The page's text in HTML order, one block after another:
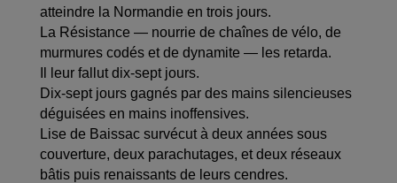
atteindre la Normandie en trois jours.
La Résistance — nourrie de chaînes de vélo, de
murmures codés et de dynamite — les retarda.
Il leur fallut dix-sept jours.
Dix-sept jours gagnés par des mains silencieuses
déguisées en mains inoffensives.
Lise de Baissac survécut à deux années sous
couverture, deux parachutages, et deux réseaux
bâtis puis renaissants de leurs cendres.